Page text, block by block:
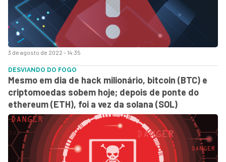
3 de agosto de 2022 - 14:35
DESVIANDO DO FOGO
Mesmo em dia de hack milionário, bitcoin (BTC) e
criptomoedas sobem hoje; depois de ponte do
ethereum (ETH), foi a vez da solana (SOL)